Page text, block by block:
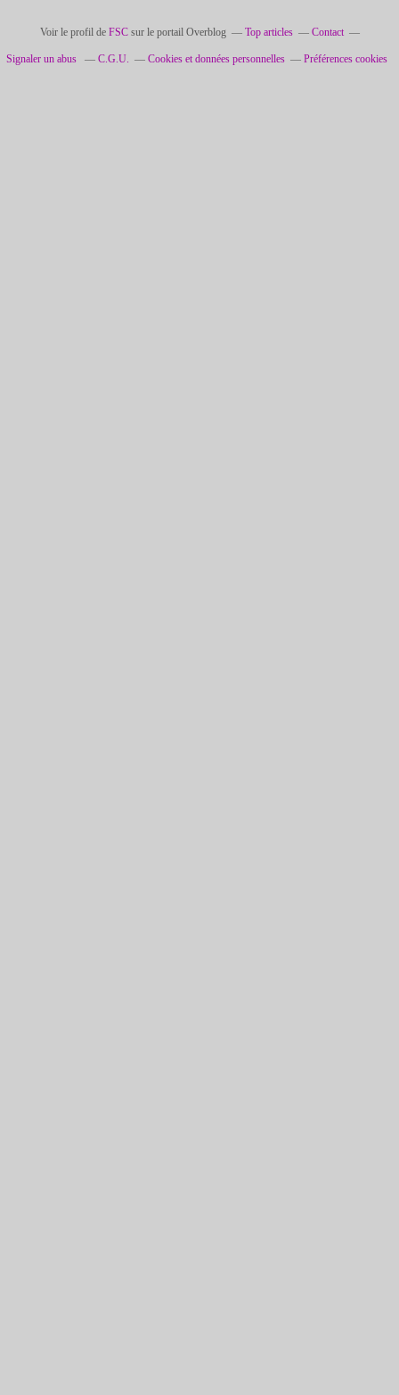
Voir le profil de FSCsur le portail Overblog Top articles Contact
Signaler un abus C.G.U. Cookies et données personnelles Préférences cookies